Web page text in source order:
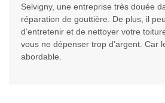
Selvigny, une entreprise très douée
réparation de gouttière. De plus, il
d’entretenir et de nettoyer votre
vous ne dépenser trop d’argent. Car
abordable.